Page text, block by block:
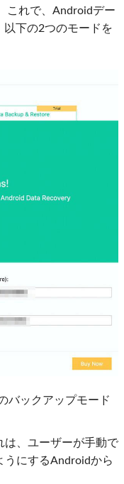
これで、Androidデー
下の2つのモードを
バックアップモード
は、ユーザーが手動で
うにするAndroidから